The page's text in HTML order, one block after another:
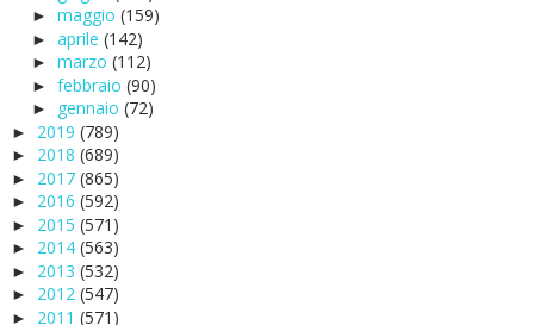
► maggio (159)
► aprile (142)
► marzo (112)
► febbraio (90)
► gennaio (72)
► 2019 (789)
► 2018 (689)
► 2017 (865)
► 2016 (592)
► 2015 (571)
► 2014 (563)
► 2013 (532)
► 2012 (547)
► 2011 (571)